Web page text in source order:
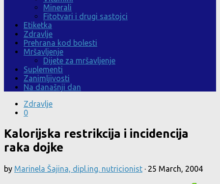
Minerali
Fitotvari i drugi sastojci
Etiketka
Zdravlje
Prehrana kod bolesti
Mršavljenje
Dijete za mršavljenje
Suplementi
Zanimljivosti
Na današnji dan
Zdravlje
0
Kalorijska restrikcija i incidencija
raka dojke
by Marinela Šajina, dipl.ing. nutricionist · 25 March, 2004